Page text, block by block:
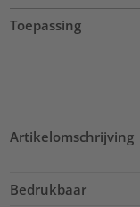
Toepassing
Artikelomschrijving
Bedrukbaar